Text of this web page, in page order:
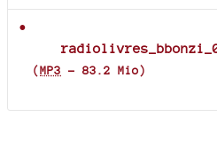
(MP3 - 83.2 Mio)